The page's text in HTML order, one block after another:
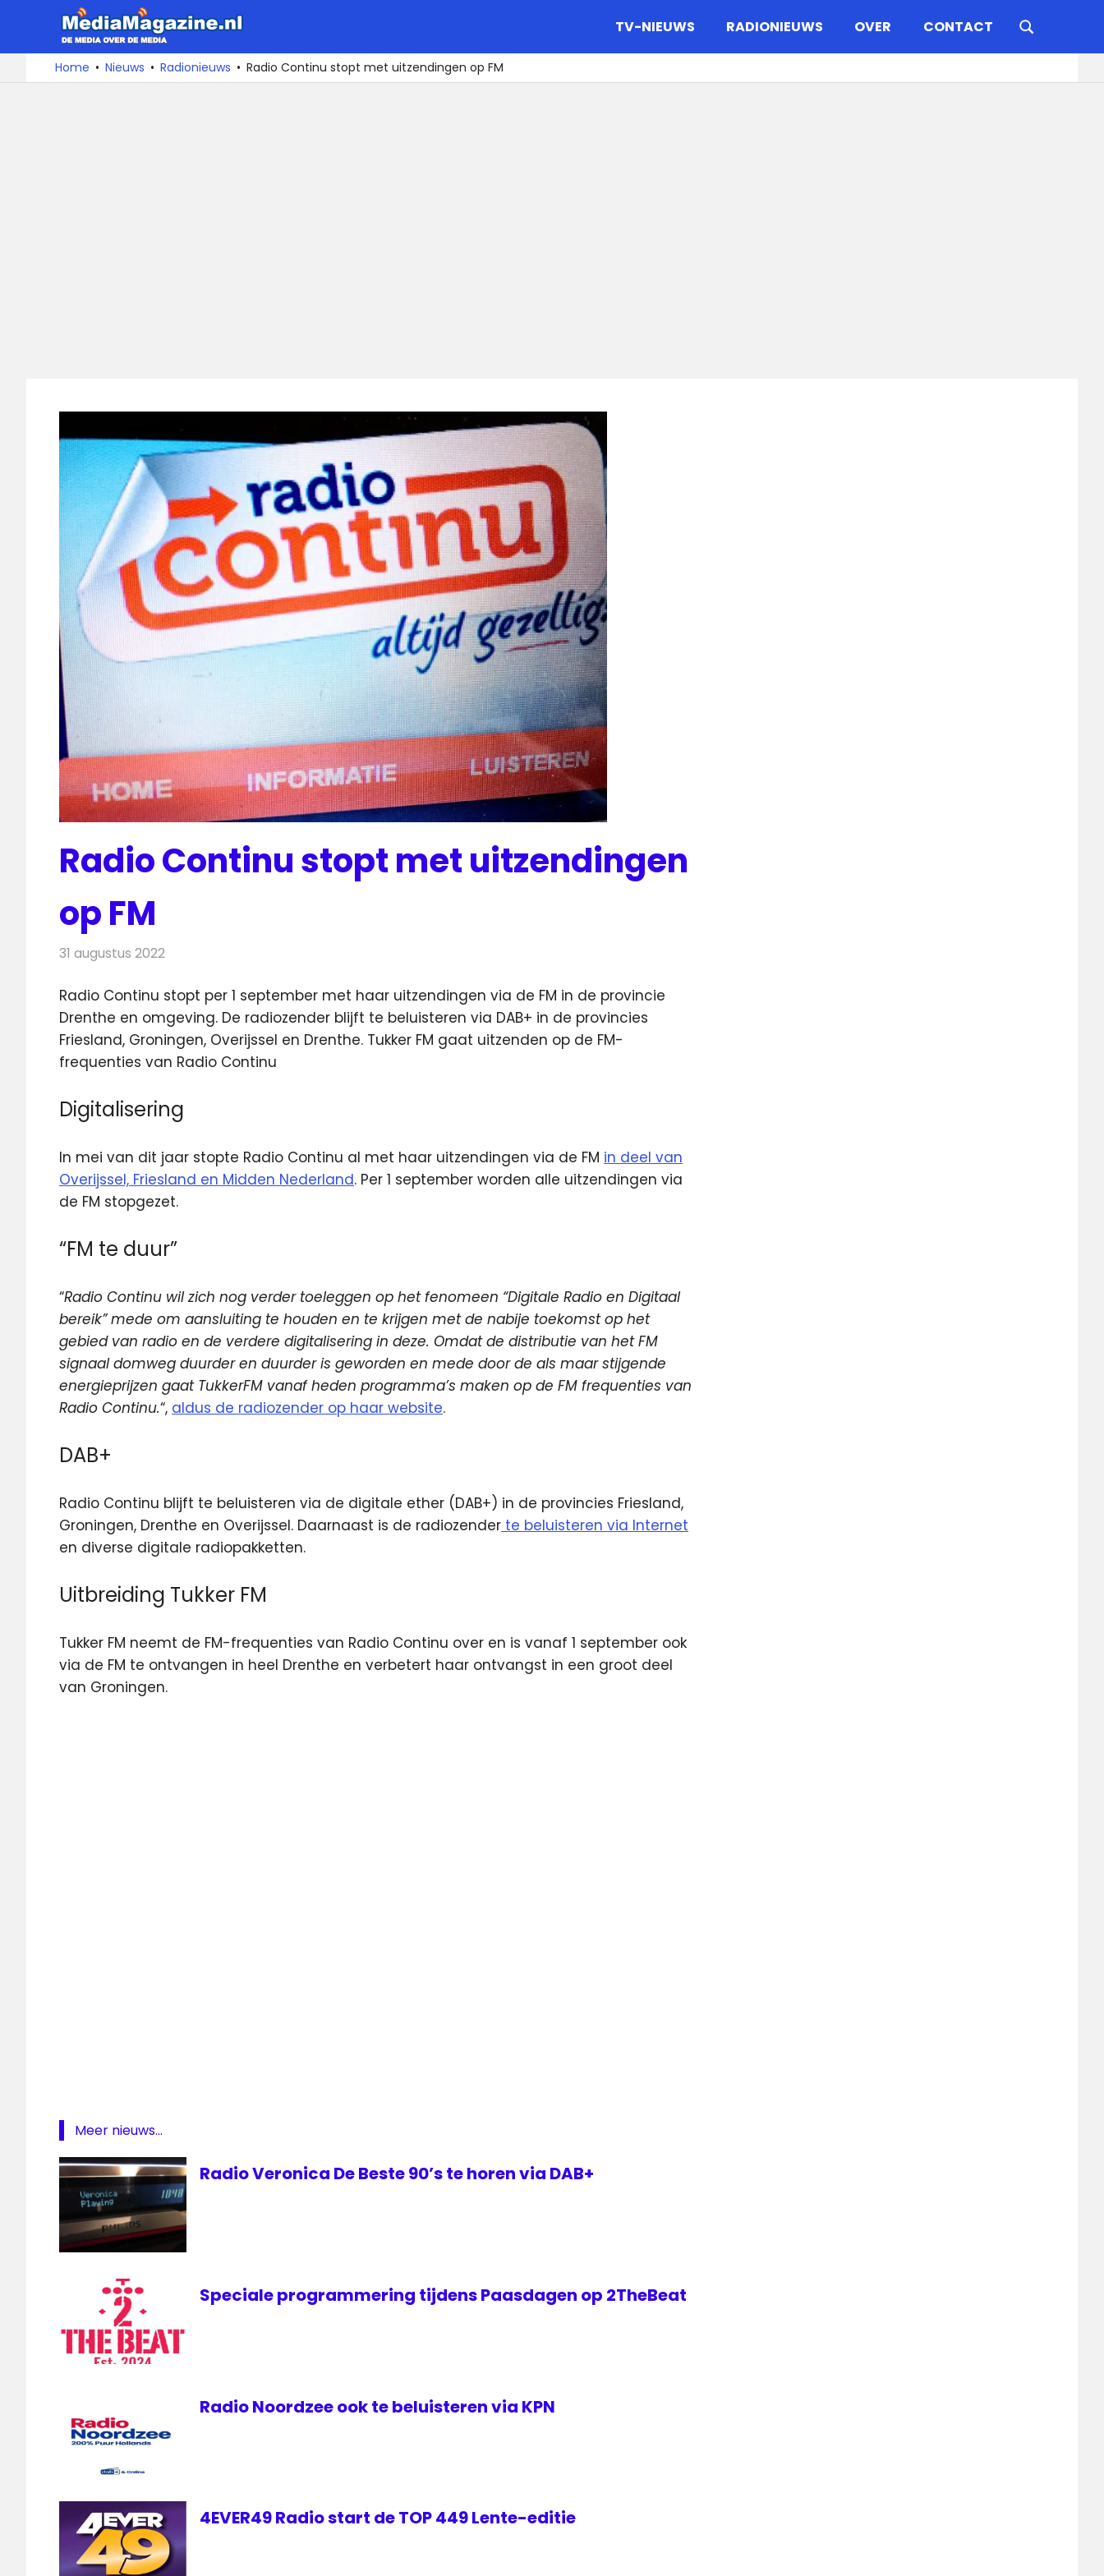
naar
De
media
over
TV-NIEUWS RADIONIEUWS OVER CONTACT
Home Nieuws Radionieuws Radio Continu stopt met uitzendingen op FM
Radio Continu stopt met uitzendingen
op FM
31 augustus 2022
Radio Continu stopt per 1 september met haar uitzendingen via de FM in de provincie
Drenthe en omgeving. De radiozender blijft te beluisteren via DAB+ in de provincies
Friesland, Groningen, Overijssel en Drenthe. Tukker FM gaat uitzenden op de FM-
frequenties van Radio Continu
Digitalisering
In mei van dit jaar stopte Radio Continu al met haar uitzendingen via de FM in deel van
Overijssel, Friesland en Midden Nederland. Per 1 september worden alle uitzendingen via
de FM stopgezet.
“FM te duur”
“Radio Continu wil zich nog verder toeleggen op het fenomeen “Digitale Radio en Digitaal
bereik” mede om aansluiting te houden en te krijgen met de nabije toekomst op het
gebied van radio en de verdere digitalisering in deze. Omdat de distributie van het FM
signaal domweg duurder en duurder is geworden en mede door de als maar stijgende
energieprijzen gaat TukkerFM vanaf heden programma’s maken op de FM frequenties van
Radio Continu.“, aldus de radiozender op haar website.
DAB+
Radio Continu blijft te beluisteren via de digitale ether (DAB+) in de provincies Friesland,
Groningen, Drenthe en Overijssel. Daarnaast is de radiozender te beluisteren via Internet
en diverse digitale radiopakketten.
Uitbreiding Tukker FM
Tukker FM neemt de FM-frequenties van Radio Continu over en is vanaf 1 september ook
via de FM te ontvangen in heel Drenthe en verbetert haar ontvangst in een groot deel
van Groningen.
Meer nieuws...
Radio Veronica De Beste 90’s te horen via DAB+
Speciale programmering tijdens Paasdagen op 2TheBeat
Radio Noordzee ook te beluisteren via KPN
4EVER49 Radio start de TOP 449 Lente-editie